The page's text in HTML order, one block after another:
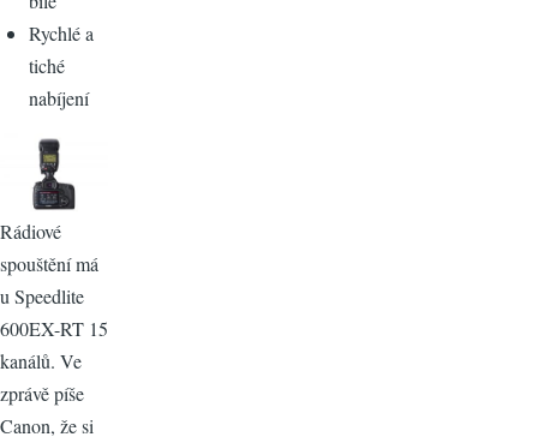
Rychlé a
tiché
nabíjení
Rádiové
spouštění má
u Speedlite
600EX-RT 15
kanálů. Ve
zprávě píše
Canon, že si